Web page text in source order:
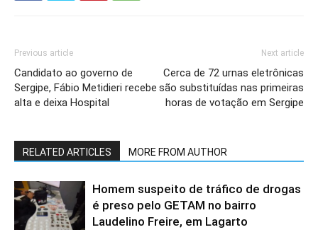
Previous article
Candidato ao governo de
Sergipe, Fábio Metidieri recebe
alta e deixa Hospital
Next article
Cerca de 72 urnas eletrônicas
são substituídas nas primeiras
horas de votação em Sergipe
RELATED ARTICLES MORE FROM AUTHOR
Homem suspeito de tráfico de drogas
é preso pelo GETAM no bairro
Laudelino Freire, em Lagarto